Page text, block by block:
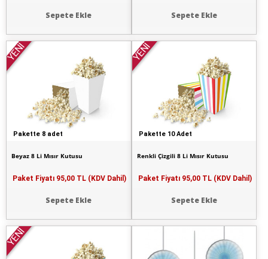
Sepete Ekle Sepete Ekle
Pakette 8 adet
YENİ
Beyaz 8 Li Mısır Kutusu
Paket Fiyatı 95,00 TL (KDV Dahil)
Sepete Ekle
Pakette 10 Adet
YENİ
Renkli Çizgili 8 Li Mısır Kutusu
Paket Fiyatı 95,00 TL (KDV Dahil)
Sepete Ekle
YENİ